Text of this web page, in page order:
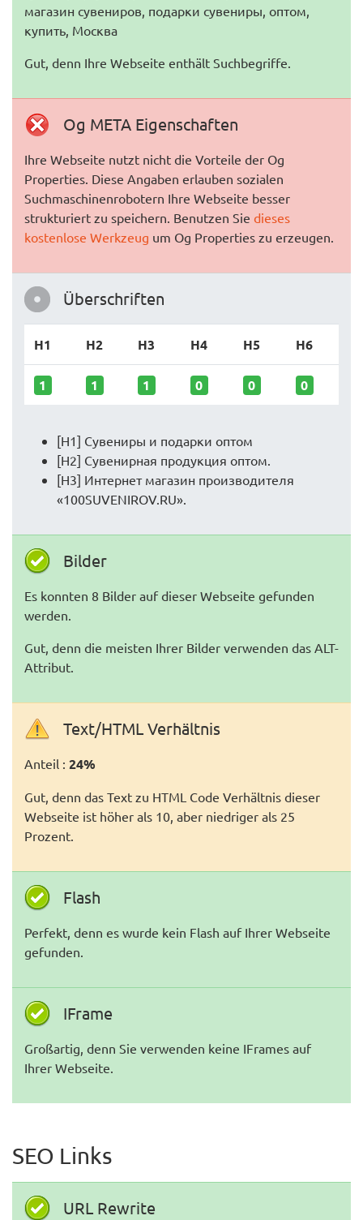
магазин сувениров, подарки сувениры, оптом,
купить, Москва
Gut, denn Ihre Webseite enthält Suchbegriffe.
Og META Eigenschaften
Ihre Webseite nutzt nicht die Vorteile der Og
Properties. Diese Angaben erlauben sozialen
Suchmaschinenrobotern Ihre Webseite besser
strukturiert zu speichern. Benutzen Sie dieses
kostenlose Werkzeug um Og Properties zu erzeugen.
Überschriften
H1 H2 H3 H4 H5 H6
1 1 1 0 0 0
[H1] Сувениры и подарки оптом
[H2] Сувенирная продукция оптом.
[H3] Интернет магазин производителя
«100SUVENIROV.RU».
Bilder
Es konnten 8 Bilder auf dieser Webseite gefunden
werden.
Gut, denn die meisten Ihrer Bilder verwenden das ALT-
Attribut.
Text/HTML Verhältnis
Anteil : 24%
Gut, denn das Text zu HTML Code Verhältnis dieser
Webseite ist höher als 10, aber niedriger als 25
Prozent.
Flash
Perfekt, denn es wurde kein Flash auf Ihrer Webseite
gefunden.
IFrame
Großartig, denn Sie verwenden keine IFrames auf
Ihrer Webseite.
SEO Links
URL Rewrite